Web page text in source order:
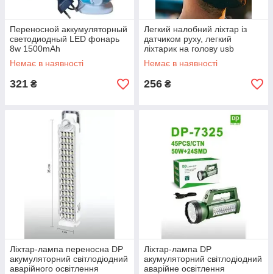
Переносной аккумуляторный
светодиодный LED фонарь
8w 1500mAh
Немає в наявності
321 ₴
Легкий налобний ліхтар із
датчиком руху, легкий
ліхтарик на голову usb
акумуляторний із зарядкою
Type-c
Немає в наявності
256 ₴
Ліхтар-лампа переносна DP
акумуляторний світлодіодний
аварійного освітлення
Ліхтар-лампа DP
акумуляторний світлодіодний
аварійне освітлення